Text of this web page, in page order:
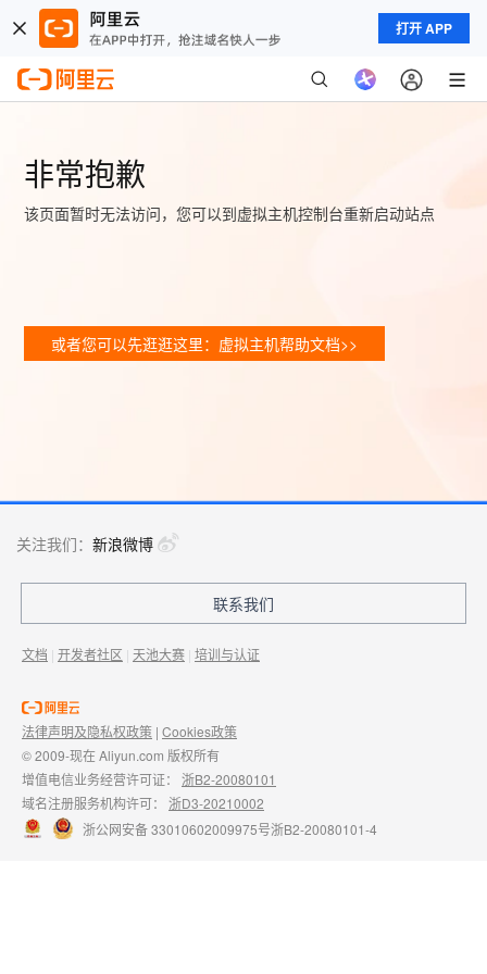
打开 APP
非常抱歉
该页面暂时无法访问，您可以到虚拟主机控制台重新启动站点
或者您可以先逛逛这里：虚拟主机帮助文档>>